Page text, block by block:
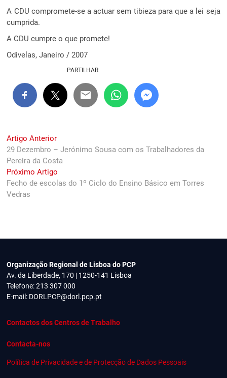
A CDU compromete-se a actuar sem tibieza para que a lei seja
cumprida.
A CDU cumpre o que promete!
Odivelas, Janeiro / 2007
PARTILHAR
Navegação
de
artigos
Artigo AnteriorPrevious
post:
29 Dezembro – Jerónimo Sousa com os Trabalhadores da
Pereira da Costa
Próximo Artigo
post:
Fecho de escolas do 1º Ciclo do Ensino Básico em Torres
Vedras
Organização Regional de Lisboa do PCP
Av. da Liberdade, 170 | 1250-141 Lisboa
Telefone: 213 307 000
E-mail: DORLPCP@dorl.pcp.pt
Contactos dos Centros de Trabalho
Contacta-nos
Política de Privacidade e de Protecção de Dados Pessoais